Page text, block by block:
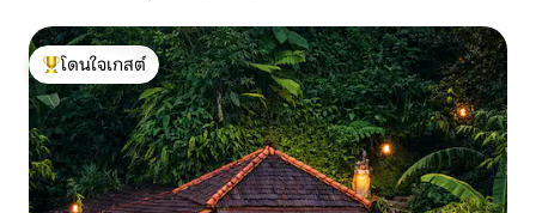
โดนใจเกสต์ที่สุด
โดนใจเกสต์